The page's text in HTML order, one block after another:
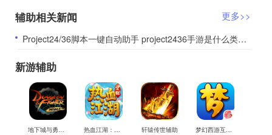
辅助相关新闻
更多>>
​Project24/36脚本一键自动助手 project2436手游是什么类型的游戏
新游辅助
地下城与勇士M辅助 热血江湖：觉醒辅助 轩辕传世辅助 梦幻西游互通版辅助